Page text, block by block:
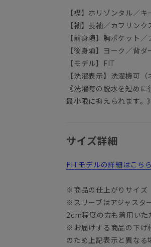
【襟】ホリゾンタル／
【袖】長袖／カフリン
【前身頃】胸ポケット
【後身頃】ヨーク／背ダ
【モデル】FIT
【洗濯表示】洗濯機可（
《洗濯時の脱水を短め
最小限に抑えられます。》
サイズ詳細
FITモデルの詳細はこち
※商品の仕上がりサイズ
※スリーブはアジャスタ
2cm程度の方も着用い
※お届けする商品の下げ
のため上記表示と異なる